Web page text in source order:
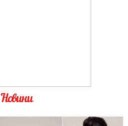
Новини